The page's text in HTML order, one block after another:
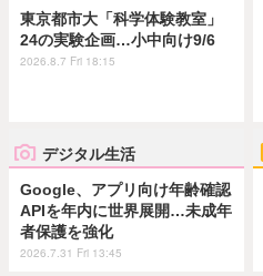
東京都市大「科学体験教室」
24の実験企画…小中向け9/6
2026.8.7 Fri 18:15
デジタル生活
Google、アプリ向け年齢確認
APIを年内に世界展開…未成年
者保護を強化
2026.7.31 Fri 13:45